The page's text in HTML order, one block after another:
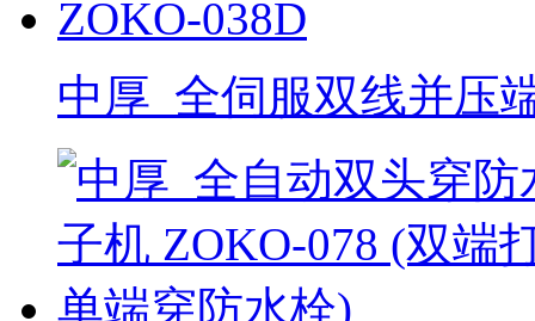
中厚_全伺服双线并压